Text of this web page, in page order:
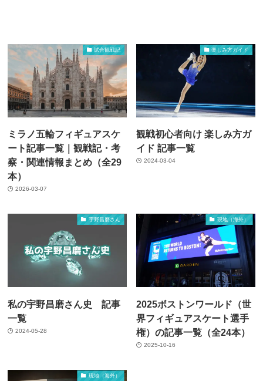
試合観戦記
ミラノ五輪フィギュアスケ
ート記事一覧｜観戦記・考
察・関連情報まとめ（全29
本）
2026-03-07
楽しみ方ガイド
観戦初心者向け 楽しみ方ガ
イド 記事一覧
2024-03-04
宇野昌磨さん
私の宇野昌磨さん史 記事
一覧
2024-05-28
現地（海外）
2025ボストンワールド（世
界フィギュアスケート選手
権）の記事一覧（全24本）
2025-10-16
現地（海外）